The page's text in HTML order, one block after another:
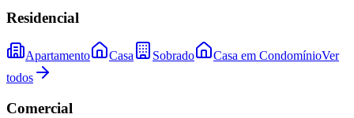
Residencial
Apartamento Casa Sobrado Casa em CondomínioVer
todos
Comercial